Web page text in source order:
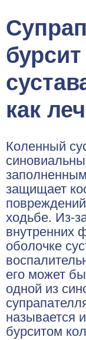
как
Коленный
защищает
ходьбе. Из-
внутренних
оболочке
его может
одной из
называется
бурситом